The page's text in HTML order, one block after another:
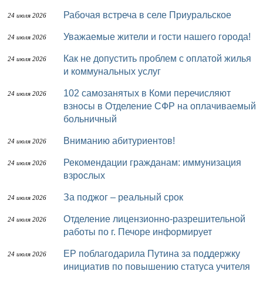
24 июля 2026 Рабочая встреча в селе Приуральское
24 июля 2026 Уважаемые жители и гости нашего города!
24 июля 2026
Как не допустить проблем с оплатой жилья
и коммунальных услуг
24 июля 2026
102 самозанятых в Коми перечисляют
взносы в Отделение СФР на оплачиваемый
больничный
24 июля 2026 Вниманию абитуриентов!
24 июля 2026
Рекомендации гражданам: иммунизация
взрослых
24 июля 2026 За поджог – реальный срок
24 июля 2026
Отделение лицензионно-разрешительной
работы по г. Печоре информирует
24 июля 2026
ЕР поблагодарила Путина за поддержку
инициатив по повышению статуса учителя